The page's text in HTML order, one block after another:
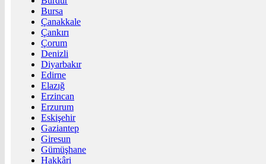
Bursa
Çanakkale
Çankırı
Çorum
Denizli
Diyarbakır
Edirne
Elazığ
Erzincan
Erzurum
Eskişehir
Gaziantep
Giresun
Gümüşhane
Hakkâri